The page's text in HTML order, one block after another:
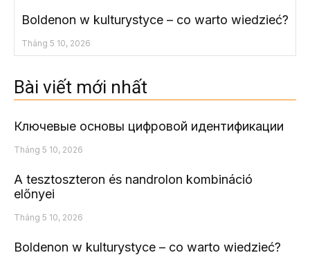
Boldenon w kulturystyce – co warto wiedzieć?
Tháng 5 10, 2026
Bài viết mới nhất
Ключевые основы цифровой идентификации
Tháng 5 10, 2026
A tesztoszteron és nandrolon kombináció
előnyei
Tháng 5 10, 2026
Boldenon w kulturystyce – co warto wiedzieć?